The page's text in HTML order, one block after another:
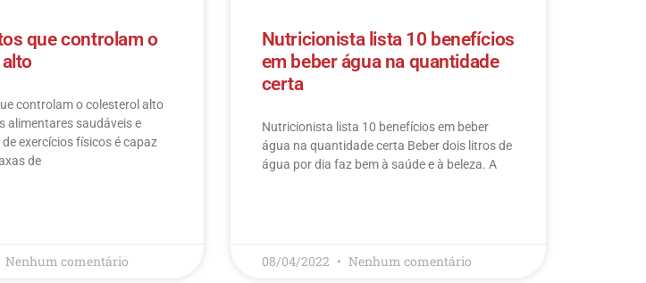
que controlam o
controlam o colesterol alto​
alimentares saudáveis e
exercícios físicos é capaz
de
Nenhum comentário
Nutricionista lista 10 benefícios
em beber água na quantidade
certa
Nutricionista lista 10 benefícios em beber
água na quantidade certa Beber dois litros de
água por dia faz bem à saúde e à beleza. A
08/04/2022 Nenhum comentário